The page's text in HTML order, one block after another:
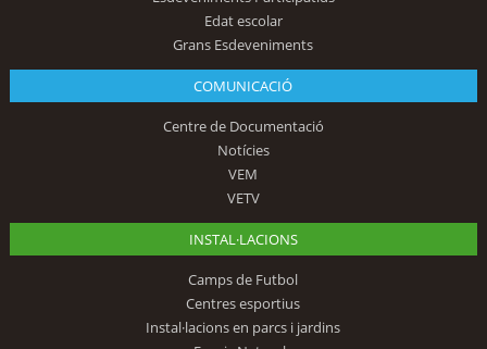
Edat escolar
Grans Esdeveniments
COMUNICACIÓ
Centre de Documentació
Notícies
VEM
VETV
INSTAL·LACIONS
Camps de Futbol
Centres esportius
Instal·lacions en parcs i jardins